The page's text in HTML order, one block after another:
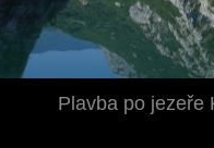
Plavba po jezeře